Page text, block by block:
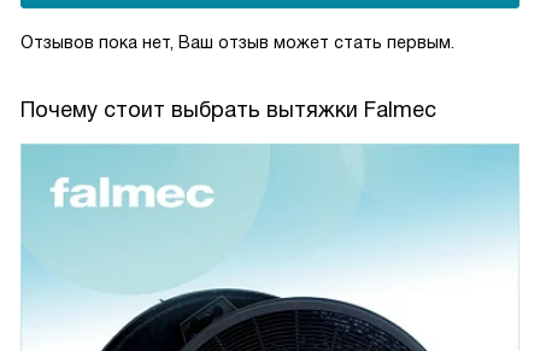
Отзывов пока нет, Ваш отзыв может стать первым.
Почему стоит выбрать вытяжки Falmec